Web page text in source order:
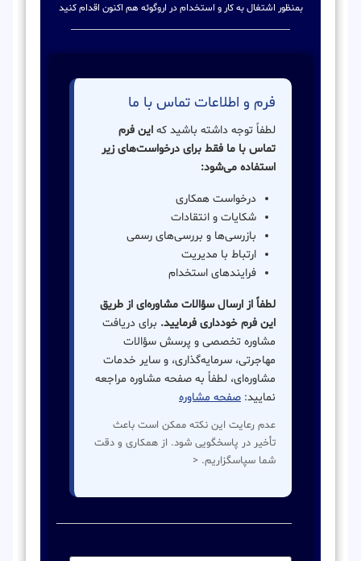
بمنظور اشتغال به کار و استخدام در اروگوئه هم اکنون اقدام کنید
فرم و اطلاعات تماس با ما
لطفاً توجه داشته باشید که این فرم
تماس با ما فقط برای درخواست‌های زیر
استفاده می‌شود:
درخواست همکاری
شکایات و انتقادات
بازرسی‌ها و بررسی‌های رسمی
ارتباط با مدیریت
فرایندهای استخدام
لطفاً از ارسال سؤالات مشاوره‌ای از طریق
این فرم خودداری فرمایید. برای دریافت
مشاوره تخصصی و پرسش سؤالات
مهاجرتی، سرمایه‌گذاری، و سایر خدمات
مشاوره‌ای، لطفاً به صفحه مشاوره مراجعه
نمایید: صفحه مشاوره
عدم رعایت این نکته ممکن است باعث
تأخیر در پاسخگویی شود. از همکاری و دقت
شما سپاسگزاریم. <
نام